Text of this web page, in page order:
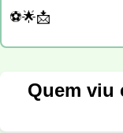
⚽🌟📩
Quem viu